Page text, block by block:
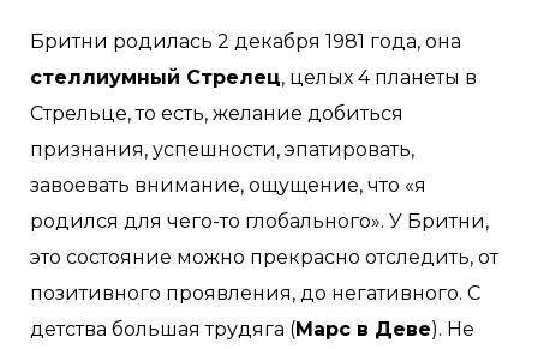
Бритни родилась 2 декабря 1981 года, она
стеллиумный Стрелец, целых 4 планеты в
Стрельце, то есть, желание добиться
признания, успешности, эпатировать,
завоевать внимание, ощущение, что «я
родился для чего-то глобального». У Бритни,
это состояние можно прекрасно отследить, от
позитивного проявления, до негативного. С
детства большая трудяга (Марс в Деве). Не